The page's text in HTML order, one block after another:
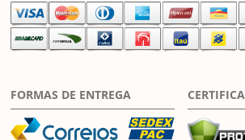
FORMAS DE ENTREGA